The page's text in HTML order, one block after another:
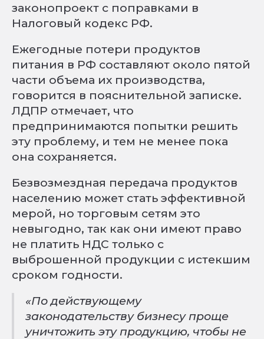
законопроект с поправками в
Налоговый кодекс РФ.
Ежегодные потери продуктов
питания в РФ составляют около пятой
части объема их производства,
говорится в пояснительной записке.
ЛДПР отмечает, что
предпринимаются попытки решить
эту проблему, и тем не менее пока
она сохраняется.
Безвозмездная передача продуктов
населению может стать эффективной
мерой, но торговым сетям это
невыгодно, так как они имеют право
не платить НДС только с
выброшенной продукции с истекшим
сроком годности.
«По действующему
законодательству бизнесу проще
уничтожить эту продукцию, чтобы не